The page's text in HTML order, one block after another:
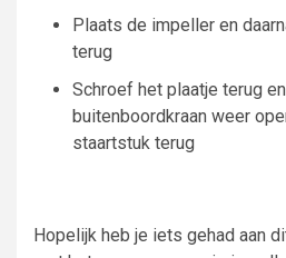
Plaats de impeller en
terug
Schroef het plaatje terug
buitenboordkraan weer
staartstuk terug
Hopelijk heb je iets gehad aan